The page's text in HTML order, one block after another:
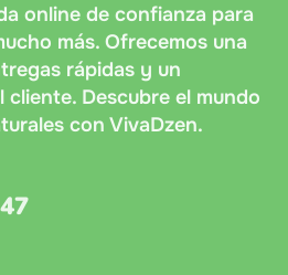
online de confianza para
más. Ofrecemos una
rápidas y un
Descubre el mundo
con VivaDzen.